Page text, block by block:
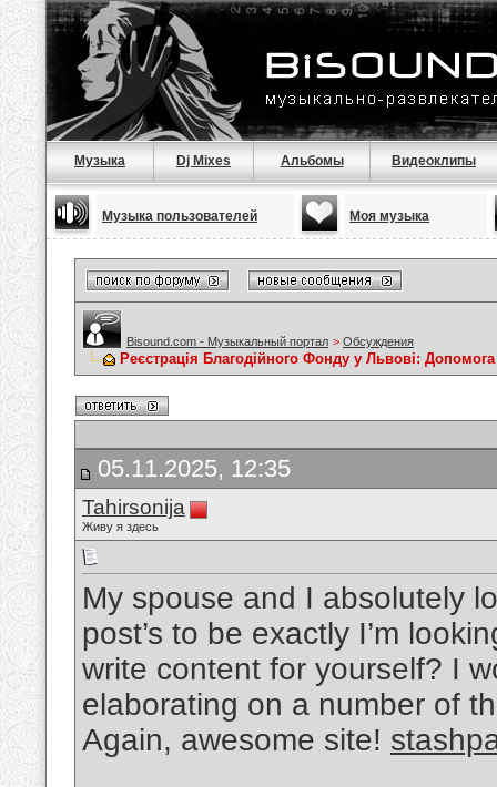
Музыка Dj Mixes Альбомы Видеоклипы
Музыка пользователей Моя музыка
Bisound.com - Музыкальный портал > Обсуждения
Реєстрація Благодійного Фонду у Львові: Допомога
05.11.2025, 12:35
Tahirsonija
Живу я здесь
My spouse and I absolutely
post’s to be exactly I’m
write content for yourself? I
elaborating on a number of
Again, awesome site!